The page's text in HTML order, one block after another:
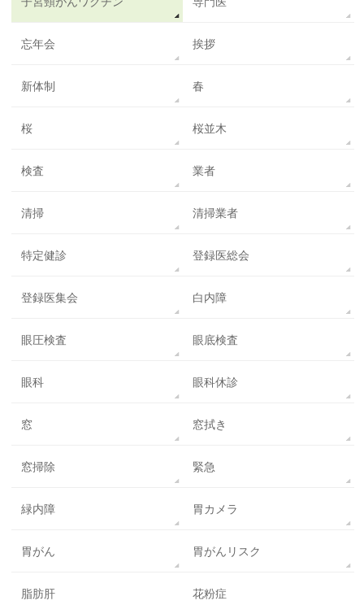
忘年会 挨拶
新体制 春
桜 桜並木
検査 業者
清掃 清掃業者
特定健診 登録医総会
登録医集会 白内障
眼圧検査 眼底検査
眼科 眼科休診
窓 窓拭き
窓掃除 緊急
緑内障 胃カメラ
胃がん 胃がんリスク
脂肪肝 花粉症